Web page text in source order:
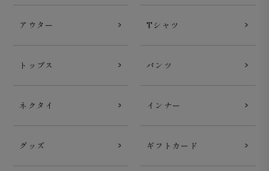
アウター Tシャツ
トップス パンツ
ネクタイ インナー
グッズ ギフトカード